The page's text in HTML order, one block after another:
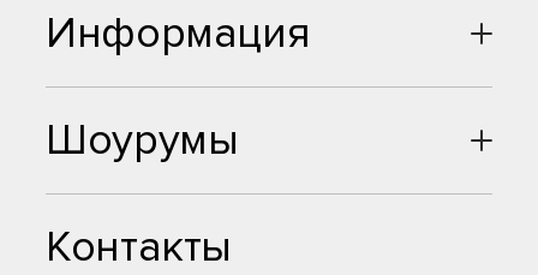
Шоурумы
Контакты
Информация